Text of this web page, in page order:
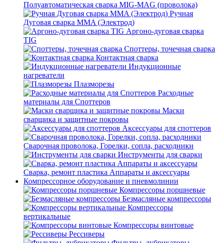
Полуавтоматическая сварка MIG-MAG (проволока)
Ручная
Дуговая сварка MMA (Электрод)
Аргоно-дуговая сварка
TIG
Споттеры, точечная сварка
Контактная сварка
Индукционные
нагреватели
Плазморезы
Расходные
материалы для Споттеров
Маски
сварщика и защитные покровы
Аксессуары для споттеров
Сварочная проволока, Горелки, сопла, расходники
Инструменты для сварки
Сварка, ремонт пластика Аппараты и аксессуары
Компрессорное оборудование и пневмолинии
Компрессоры поршневые
Безмасляные компрессоры
Компрессоры
вертикальные
Компрессоры винтовые
Рессиверы